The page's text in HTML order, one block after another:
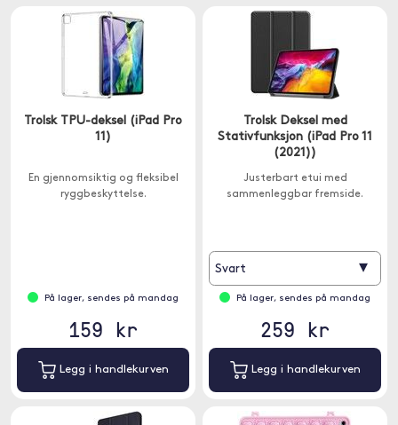
Trolsk TPU-deksel (iPad Pro
11)
En gjennomsiktig og fleksibel
ryggbeskyttelse.
På lager, sendes på mandag
159 kr
Legg i handlekurven
Trolsk Deksel med
Stativfunksjon (iPad Pro 11
(2021))
Justerbart etui med
sammenleggbar fremside.
Svart ▾
På lager, sendes på mandag
259 kr
Legg i handlekurven